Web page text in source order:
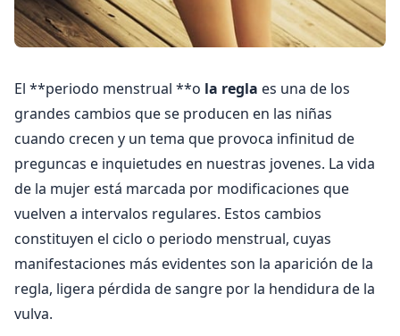
El **periodo menstrual **o la regla es una de los
grandes cambios que se producen en las niñas
cuando crecen y un tema que provoca infinitud de
preguncas e inquietudes en nuestras jovenes. La vida
de la mujer está marcada por modificaciones que
vuelven a intervalos regulares. Estos cambios
constituyen el ciclo o periodo menstrual, cuyas
manifestaciones más evidentes son la aparición de la
regla, ligera pérdida de sangre por la hendidura de la
vulva.